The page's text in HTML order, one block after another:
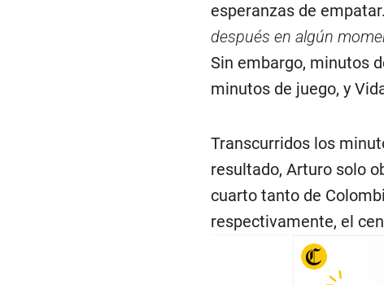
esperanzas de empatar.
después en algún
Sin embargo, minutos
minutos de juego, y
Transcurridos los
resultado, Arturo solo
cuarto tanto de
respectivamente, el